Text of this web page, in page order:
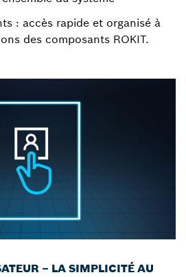
: accès rapide et organisé à
des composants ROKIT.
– LA SIMPLICITÉ AU